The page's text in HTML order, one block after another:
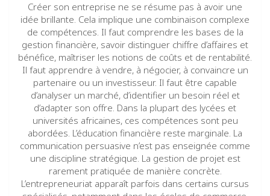
Créer son entreprise ne se résume pas à avoir une
idée brillante. Cela implique une combinaison complexe
de compétences. Il faut comprendre les bases de la
gestion financière, savoir distinguer chiffre d’affaires et
bénéfice, maîtriser les notions de coûts et de rentabilité.
Il faut apprendre à vendre, à négocier, à convaincre un
partenaire ou un investisseur. Il faut être capable
d’analyser un marché, d’identifier un besoin réel et
d’adapter son offre. Dans la plupart des lycées et
universités africaines, ces compétences sont peu
abordées. L’éducation financière reste marginale. La
communication persuasive n’est pas enseignée comme
une discipline stratégique. La gestion de projet est
rarement pratiquée de manière concrète.
L’entrepreneuriat apparaît parfois dans certains cursus